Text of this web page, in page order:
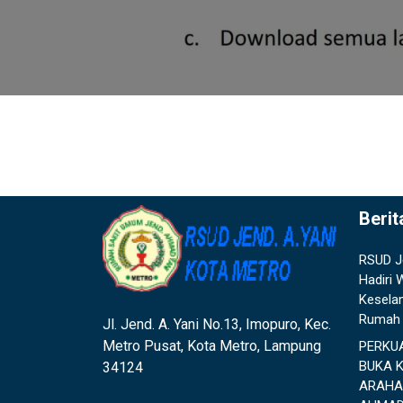
Jl. Jend. A. Yani No.13, Imopuro, Kec.
Metro Pusat, Kota Metro, Lampung
34124
RSUD
Hadiri
BUKA